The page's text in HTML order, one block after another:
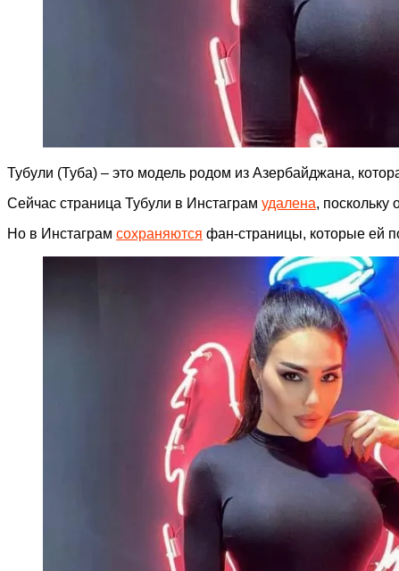
Тубули (Туба) – это модель родом из Азербайджана,
Сейчас страница Тубули в Инстаграм удалена,
Но в Инстаграм сохраняются фан-страницы, которые ей